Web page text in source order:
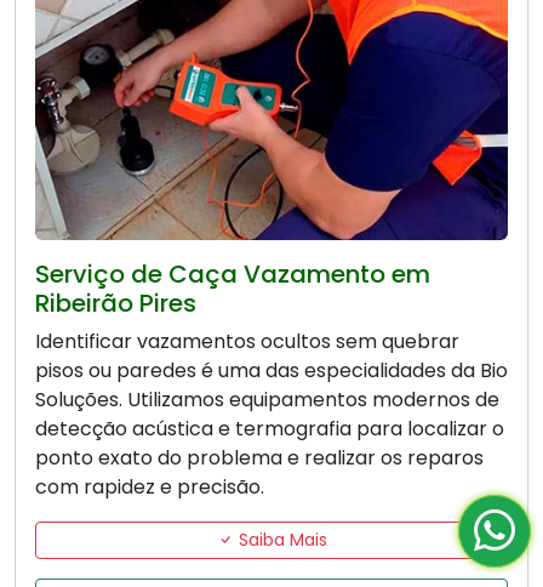
Serviço de Caça Vazamento em
Ribeirão Pires
Identificar vazamentos ocultos sem quebrar
pisos ou paredes é uma das especialidades da Bio
Soluções. Utilizamos equipamentos modernos de
detecção acústica e termografia para localizar o
ponto exato do problema e realizar os reparos
com rapidez e precisão.
Saiba Mais